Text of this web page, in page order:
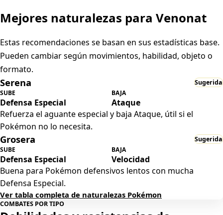
Mejores naturalezas para Venonat
Estas recomendaciones se basan en sus estadísticas base.
Pueden cambiar según movimientos, habilidad, objeto o
formato.
Serena
Sugerida
SUBE
Defensa Especial
BAJA
Ataque
Refuerza el aguante especial y baja Ataque, útil si el
Pokémon no lo necesita.
Grosera
Sugerida
SUBE
Defensa Especial
BAJA
Velocidad
Buena para Pokémon defensivos lentos con mucha
Defensa Especial.
Ver tabla completa de naturalezas Pokémon
COMBATES POR TIPO